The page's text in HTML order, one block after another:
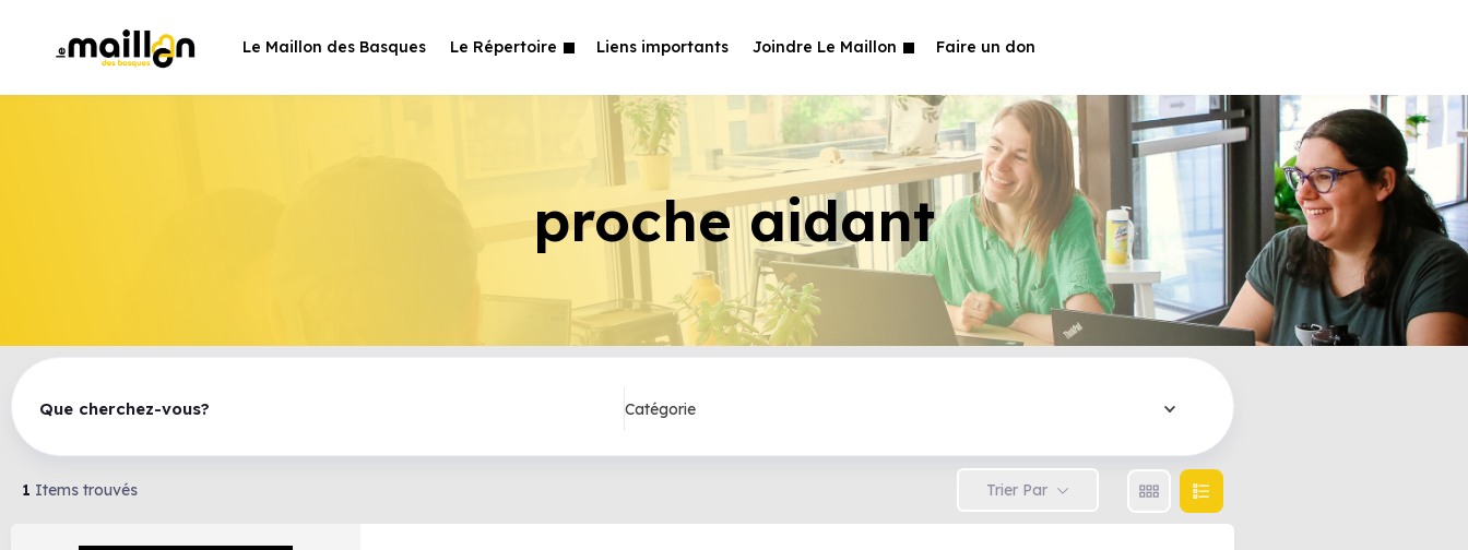
Le Maillon des Basques Le Répertoire Liens importants Joindre Le Maillon Faire un don
proche aidant
Que cherchez-vous? Catégorie
1 Items trouvés Trier Par